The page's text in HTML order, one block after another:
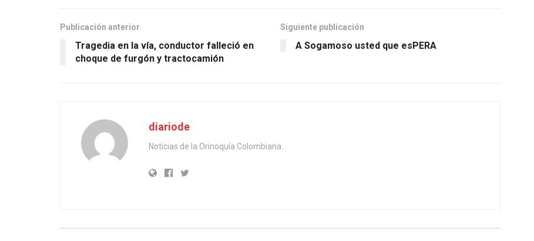
Publicación anterior
Tragedia en la vía, conductor falleció en
choque de furgón y tractocamión
Siguiente publicación
A Sogamoso usted que esPERA
diariode
Noticias de la Orinoquía Colombiana.